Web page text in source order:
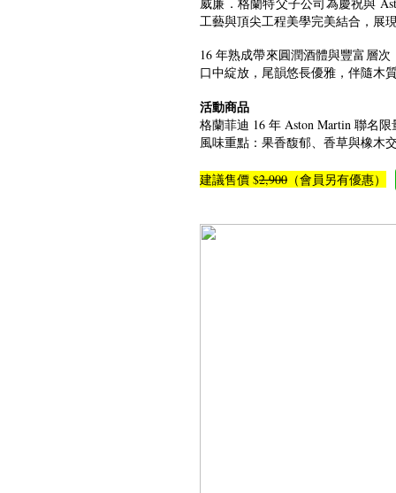
工藝與頂尖工程美學完美結合，展
16 年熟成帶來圓潤酒體與豐富層
口中綻放，尾韻悠長優雅，伴隨木
活動商品
格蘭菲迪 16 年 Aston Martin 聯名限
風味重點：果香馥郁、香草與橡木
建議售價 $2,900 （會員另有優惠）